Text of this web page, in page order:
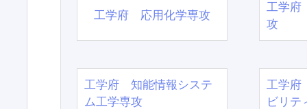
工学府 応用化学専攻
工学府
攻
工学府 知能情報システ
ム工学専攻
工学府
ビリテ